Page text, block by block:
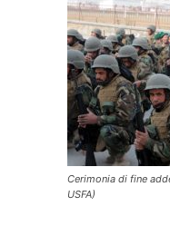
Cerimonia di fine
USFA)